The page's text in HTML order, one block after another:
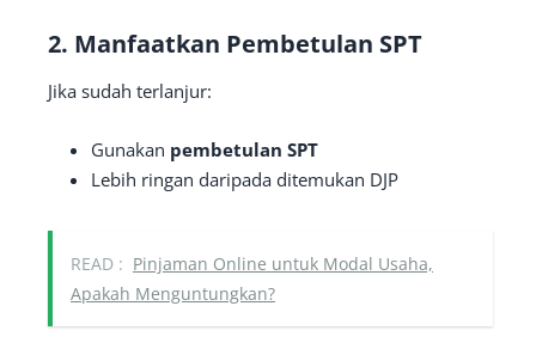
2. Manfaatkan Pembetulan SPT
Jika sudah terlanjur:
Gunakan pembetulan SPT
Lebih ringan daripada ditemukan DJP
READ : Pinjaman Online untuk Modal Usaha,
Apakah Menguntungkan?